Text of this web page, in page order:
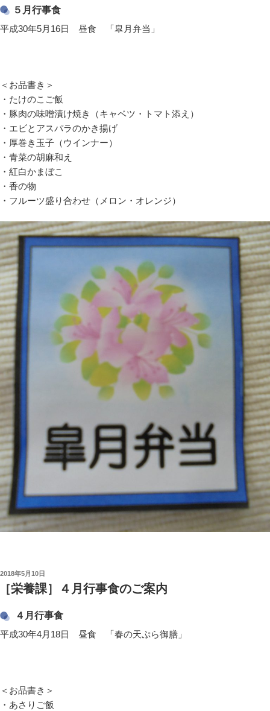
５月行事食
平成30年5月16日 昼食 「皐月弁当」
＜お品書き＞
・たけのこご飯
・豚肉の味噌漬け焼き（キャベツ・トマト添え）
・エビとアスパラのかき揚げ
・厚巻き玉子（ウインナー）
・青菜の胡麻和え
・紅白かまぼこ
・香の物
・フルーツ盛り合わせ（メロン・オレンジ）
投
日:
2018年5月10日
栄養課］４月行事食のご案内
４月行事食
平成30年4月18日 昼食 「春の天ぷら御膳」
＜お品書き＞
・あさりご飯